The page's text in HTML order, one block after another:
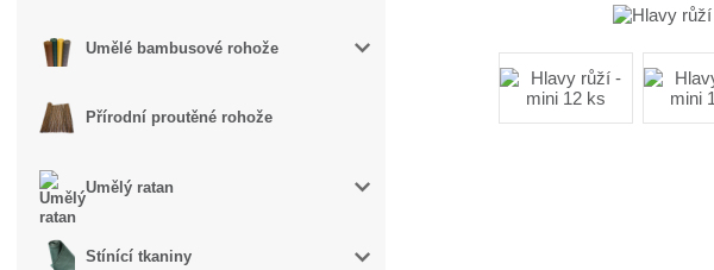
Umělé bambusové rohože
Přírodní proutěné rohože
Umělý ratan
Stínící tkaniny